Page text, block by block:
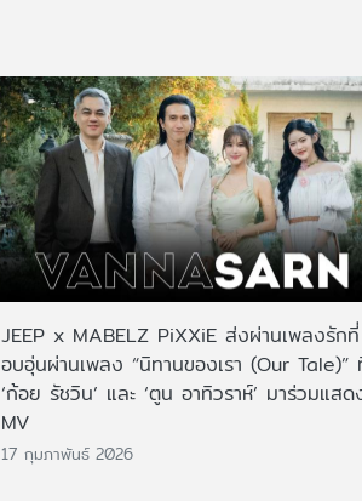
JEEP x MABELZ PiXXiE ส่งผ่านเพลงรักที่
อบอุ่นผ่านเพลง “นิทานของเรา (Our Tale)”
‘ก้อย รัชวิน’ และ ‘ตูน อาทิวราห์’ มาร่วมแสด
MV
17 กุมภาพันธ์ 2026